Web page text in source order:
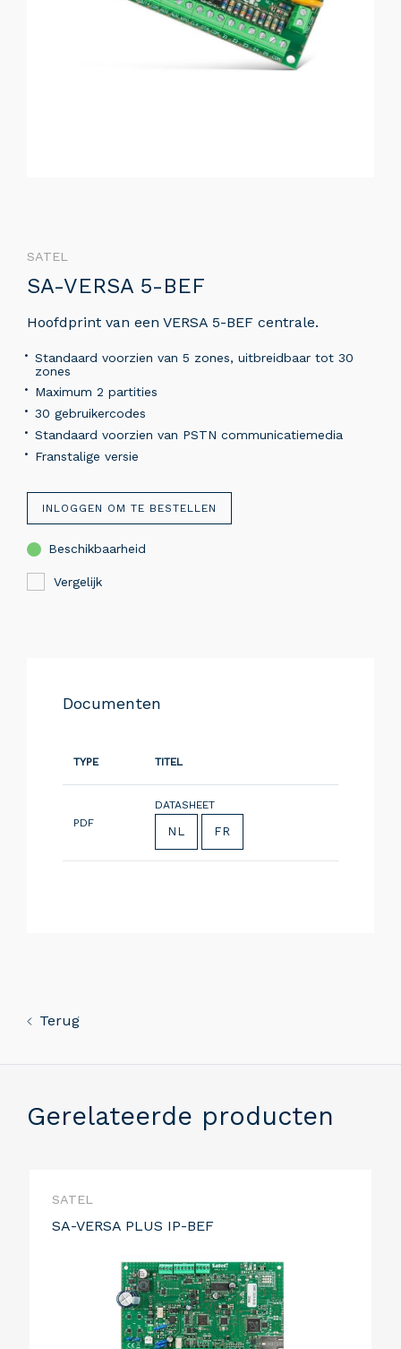
SATEL
SA-VERSA 5-BEF
Hoofdprint van een VERSA 5-BEF centrale.
Standaard voorzien van 5 zones, uitbreidbaar tot 30
zones
Maximum 2 partities
30 gebruikercodes
Standaard voorzien van PSTN communicatiemedia
Franstalige versie
INLOGGEN OM TE BESTELLEN
Beschikbaarheid
Vergelijk
Documenten
TYPE TITEL
PDF
DATASHEET
NL FR
Terug
Gerelateerde producten
SATEL
SA-VERSA PLUS IP-BEF